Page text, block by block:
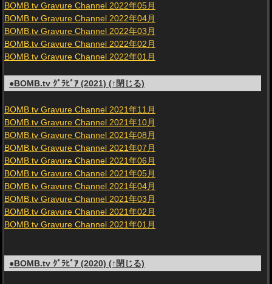
BOMB.tv Gravure Channel 2022年05月
BOMB.tv Gravure Channel 2022年04月
BOMB.tv Gravure Channel 2022年03月
BOMB.tv Gravure Channel 2022年02月
BOMB.tv Gravure Channel 2022年01月
●BOMB.tv ｸﾞﾗﾋﾞｱ (2021) (↑閉じる)
BOMB.tv Gravure Channel 2021年11月
BOMB.tv Gravure Channel 2021年10月
BOMB.tv Gravure Channel 2021年08月
BOMB.tv Gravure Channel 2021年07月
BOMB.tv Gravure Channel 2021年06月
BOMB.tv Gravure Channel 2021年05月
BOMB.tv Gravure Channel 2021年04月
BOMB.tv Gravure Channel 2021年03月
BOMB.tv Gravure Channel 2021年02月
BOMB.tv Gravure Channel 2021年01月
●BOMB.tv ｸﾞﾗﾋﾞｱ (2020) (↑閉じる)